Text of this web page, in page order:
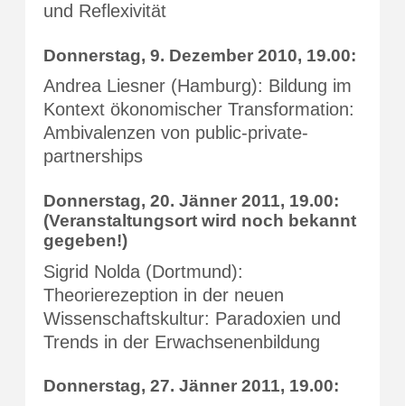
und Reflexivität
Donnerstag, 9. Dezember 2010, 19.00:
Andrea Liesner (Hamburg): Bildung im
Kontext ökonomischer Transformation:
Ambivalenzen von public-private-
partnerships
Donnerstag, 20. Jänner 2011, 19.00:
(Veranstaltungsort wird noch bekannt
gegeben!)
Sigrid Nolda (Dortmund):
Theorierezeption in der neuen
Wissenschaftskultur: Paradoxien und
Trends in der Erwachsenenbildung
Donnerstag, 27. Jänner 2011, 19.00: